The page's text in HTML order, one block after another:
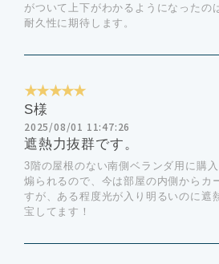
がついて上下がわかるようになったの
耐久性に期待します。
★★★★★
S様
2025/08/01 11:47:26
遮熱力抜群です。
3階の屋根のない南側ベランダ用に購
煽られるので、今は部屋の内側からカ
すが、ある程度光が入り明るいのに遮
宝してます！